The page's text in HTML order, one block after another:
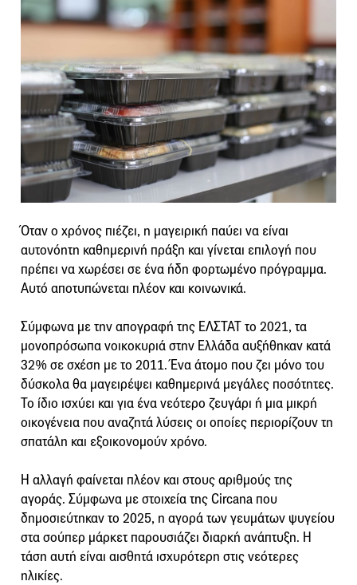
Όταν ο χρόνος πιέζει, η μαγειρική παύει να είναι
αυτονόητη καθημερινή πράξη και γίνεται επιλογή που
πρέπει να χωρέσει σε ένα ήδη φορτωμένο πρόγραμμα.
Αυτό αποτυπώνεται πλέον και κοινωνικά.
Σύμφωνα με την απογραφή της ΕΛΣΤΑΤ το 2021, τα
μονοπρόσωπα νοικοκυριά στην Ελλάδα αυξήθηκαν κατά
32% σε σχέση με το 2011. Ένα άτομο που ζει μόνο του
δύσκολα θα μαγειρέψει καθημερινά μεγάλες ποσότητες.
Το ίδιο ισχύει και για ένα νεότερο ζευγάρι ή μια μικρή
οικογένεια που αναζητά λύσεις οι οποίες περιορίζουν τη
σπατάλη και εξοικονομούν χρόνο.
Η αλλαγή φαίνεται πλέον και στους αριθμούς της
αγοράς. Σύμφωνα με στοιχεία της Circana που
δημοσιεύτηκαν το 2025, η αγορά των γευμάτων ψυγείου
στα σούπερ μάρκετ παρουσιάζει διαρκή ανάπτυξη. Η
τάση αυτή είναι αισθητά ισχυρότερη στις νεότερες
ηλικίες.